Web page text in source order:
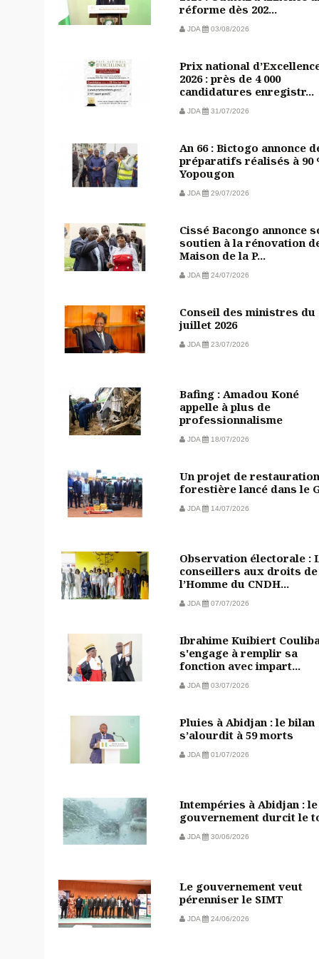
réforme dès 202...
JDA 03/08/2026
Prix national
2026 : près de 4 000
candidatures enregistr...
JDA 31/07/2026
An 66 : Bictogo annonce
préparatifs réalisés à 90
Yopougon
JDA 29/07/2026
Cissé Bacongo annonce
soutien à la rénovation
Maison de la P...
JDA 24/07/2026
Conseil des ministres du
juillet 2026
JDA 23/07/2026
Bafing : Amadou Koné
appelle à plus de
professionnalisme
JDA 18/07/2026
Un projet de restauration
forestière lancé dans le
JDA 14/07/2026
Observation électorale :
conseillers aux droits de
l’Homme du CNDH...
JDA 07/07/2026
Ibrahime Kuibiert
s'engage à remplir sa
fonction avec impart...
JDA 03/07/2026
Pluies à Abidjan : le bilan
s’alourdit à 59 morts
JDA 01/07/2026
Intempéries à Abidjan : le
gouvernement durcit le
JDA 30/06/2026
Le gouvernement veut
pérenniser le SIMT
JDA 24/06/2026